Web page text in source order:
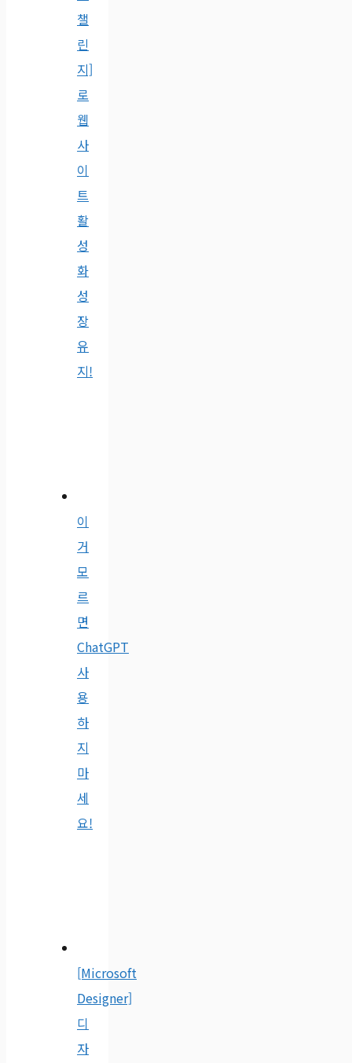
챌
린
지]
로
웹
사
이
트
활
성
화
성
장
유
지!
이
거
모
르
면
ChatGPT
사
용
하
지
마
세
요!
[Microsoft
Designer]
디
자